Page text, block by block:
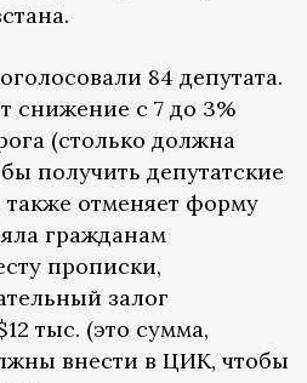
84 депутата.
снижение с 7 до 3%
(столько должна
получить депутатские
отменяет форму
гражданам
прописки,
залог
тыс. (это сумма,
внести в ЦИК, чтобы